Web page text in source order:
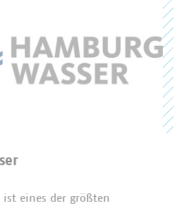
ist eines der größten